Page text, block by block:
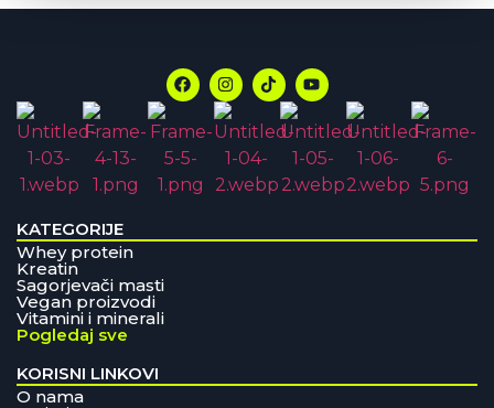
KATEGORIJE
Whey protein
Kreatin
Sagorjevači masti
Vegan proizvodi
Vitamini i minerali
Pogledaj sve
KORISNI LINKOVI
O nama